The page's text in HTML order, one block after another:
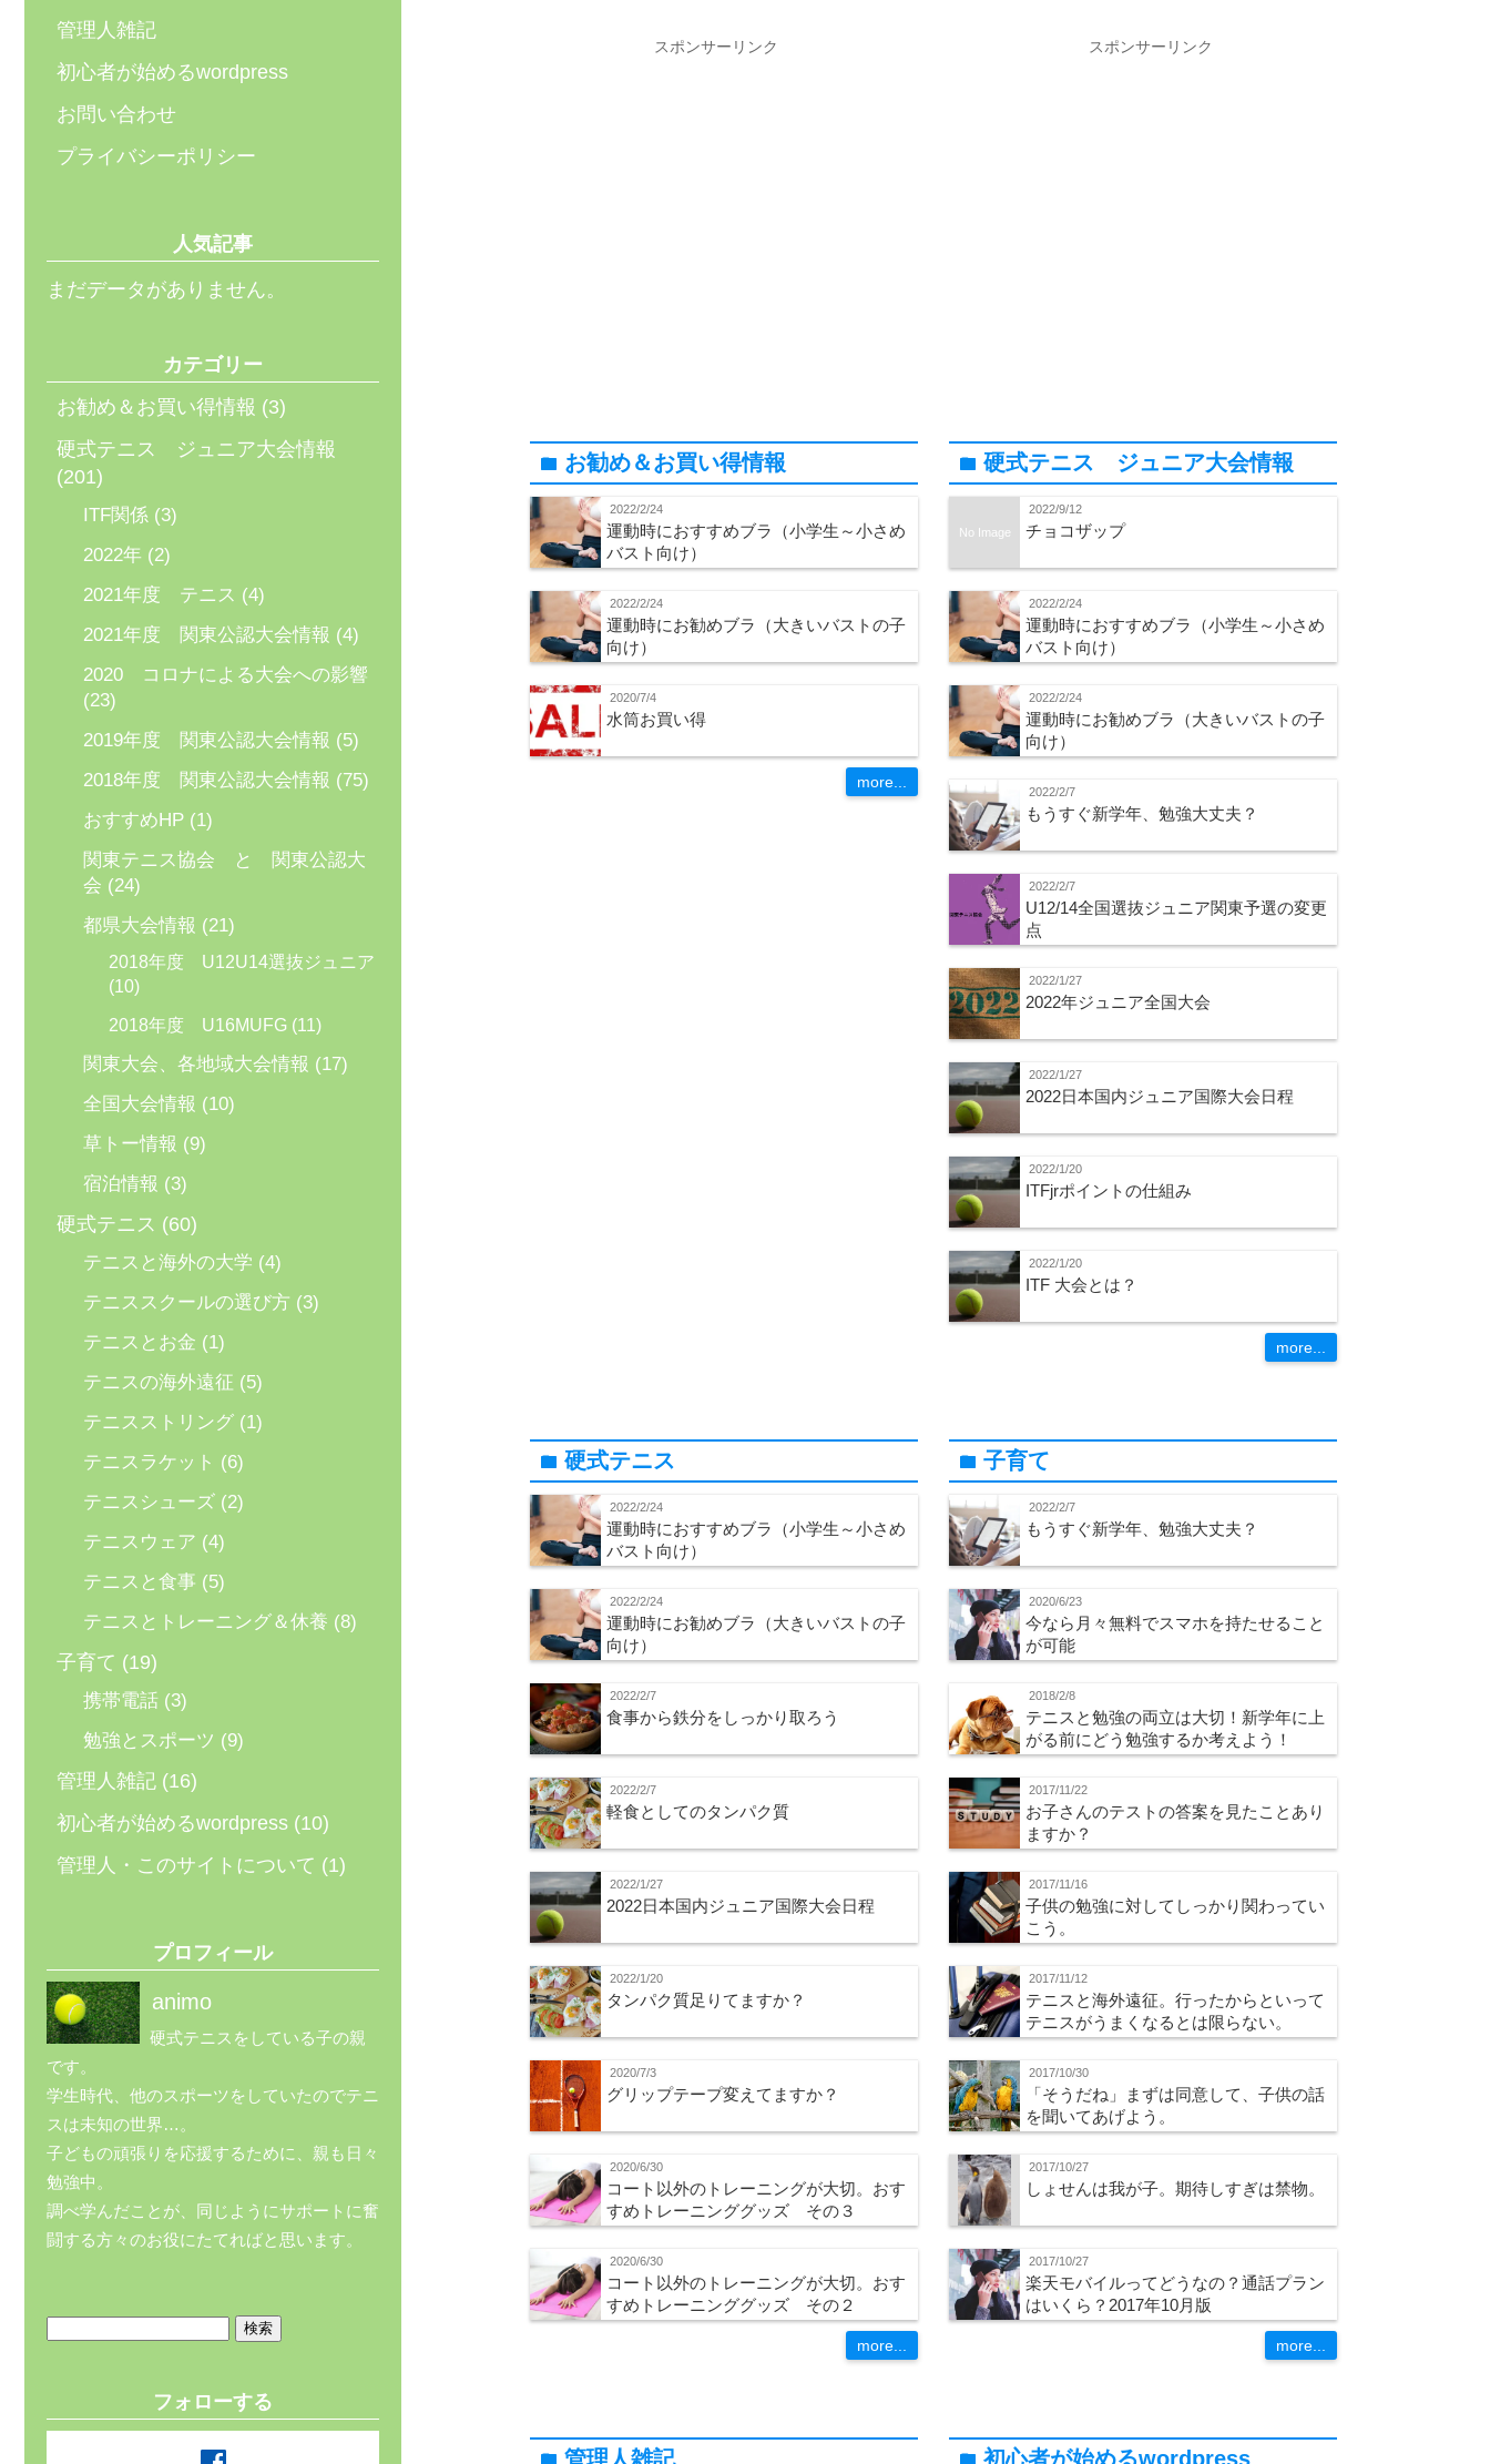
スポンサーリンク スポンサーリンク
folder お勧め＆お買い得情報
2022/2/24
運動時におすすめブラ（小学生～小さめ
バスト向け）
2022/2/24
運動時にお勧めブラ（大きいバストの子
向け）
2020/7/4
水筒お買い得
more...
folder 硬式テニス ジュニア大会情報
No Image
2022/9/12
チョコザップ
2022/2/24
運動時におすすめブラ（小学生～小さめ
バスト向け）
2022/2/24
運動時にお勧めブラ（大きいバストの子
向け）
2022/2/7
もうすぐ新学年、勉強大丈夫？
2022/2/7
U12/14全国選抜ジュニア関東予選の変更
点
2022/1/27
2022年ジュニア全国大会
2022/1/27
2022日本国内ジュニア国際大会日程
2022/1/20
ITFjrポイントの仕組み
2022/1/20
ITF 大会とは？
more...
folder 硬式テニス
2022/2/24
運動時におすすめブラ（小学生～小さめ
バスト向け）
2022/2/24
運動時にお勧めブラ（大きいバストの子
向け）
2022/2/7
食事から鉄分をしっかり取ろう
2022/2/7
軽食としてのタンパク質
2022/1/27
2022日本国内ジュニア国際大会日程
2022/1/20
タンパク質足りてますか？
2020/7/3
グリップテープ変えてますか？
2020/6/30
コート以外のトレーニングが大切。おす
すめトレーニンググッズ その３
2020/6/30
コート以外のトレーニングが大切。おす
すめトレーニンググッズ その２
more...
folder 子育て
2022/2/7
もうすぐ新学年、勉強大丈夫？
2020/6/23
今なら月々無料でスマホを持たせること
が可能
2018/2/8
テニスと勉強の両立は大切！新学年に上
がる前にどう勉強するか考えよう！
2017/11/22
お子さんのテストの答案を見たことあり
ますか？
2017/11/16
子供の勉強に対してしっかり関わってい
こう。
2017/11/12
テニスと海外遠征。行ったからといって
テニスがうまくなるとは限らない。
2017/10/30
「そうだね」まずは同意して、子供の話
を聞いてあげよう。
2017/10/27
しょせんは我が子。期待しすぎは禁物。
2017/10/27
楽天モバイルってどうなの？通話プラン
はいくら？2017年10月版
more...
管理人雑記 初心者が始めるwordpress
管理人雑記
初心者が始めるwordpress
お問い合わせ
プライバシーポリシー
人気記事
まだデータがありません。
カテゴリー
お勧め＆お買い得情報 (3)
硬式テニス ジュニア大会情報
(201)
ITF関係 (3)
2022年(2)
2021年度 テニス (4)
2021年度 関東公認大会情報 (4)
2020 コロナによる大会への影響
(23)
2019年度 関東公認大会情報 (5)
2018年度 関東公認大会情報 (75)
おすすめHP(1)
関東テニス協会 と 関東公認大
会 (24)
都県大会情報 (21)
2018年度 U12U14選抜ジュニア
(10)
2018年度 U16MUFG(11)
関東大会、各地域大会情報 (17)
全国大会情報 (10)
草トー情報 (9)
宿泊情報 (3)
硬式テニス (60)
テニスと海外の大学 (4)
テニススクールの選び方 (3)
テニスとお金 (1)
テニスの海外遠征 (5)
テニスストリング(1)
テニスラケット (6)
テニスシューズ(2)
テニスウェア (4)
テニスと食事 (5)
テニスとトレーニング＆休養 (8)
子育て (19)
携帯電話(3)
勉強とスポーツ (9)
管理人雑記 (16)
初心者が始めるwordpress (10)
管理人・このサイトについて (1)
プロフィール
animo
硬式テニスをしている子の親
です。
学生時代、他のスポーツをしていたのでテニ
スは未知の世界…。
子どもの頑張りを応援するために、親も日々
勉強中。
調べ学んだことが、同じようにサポートに奮
闘する方々のお役にたてればと思います。
フォローする